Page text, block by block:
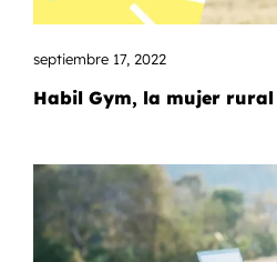
septiembre 17, 2022
Habil Gym, la mujer rural